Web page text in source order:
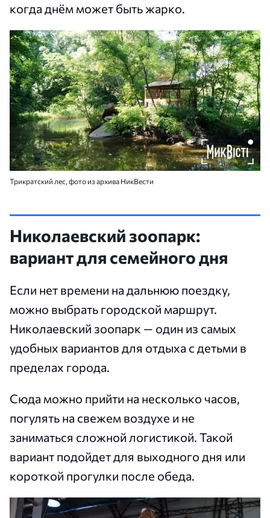
когда днём может быть жарко.
Трикратский лес, фото из архива НикВести
Николаевский зоопарк:
вариант для семейного дня
Если нет времени на дальнюю поездку,
можно выбрать городской маршрут.
Николаевский зоопарк — один из самых
удобных вариантов для отдыха с детьми в
пределах города.
Сюда можно прийти на несколько часов,
погулять на свежем воздухе и не
заниматься сложной логистикой. Такой
вариант подойдет для выходного дня или
короткой прогулки после обеда.